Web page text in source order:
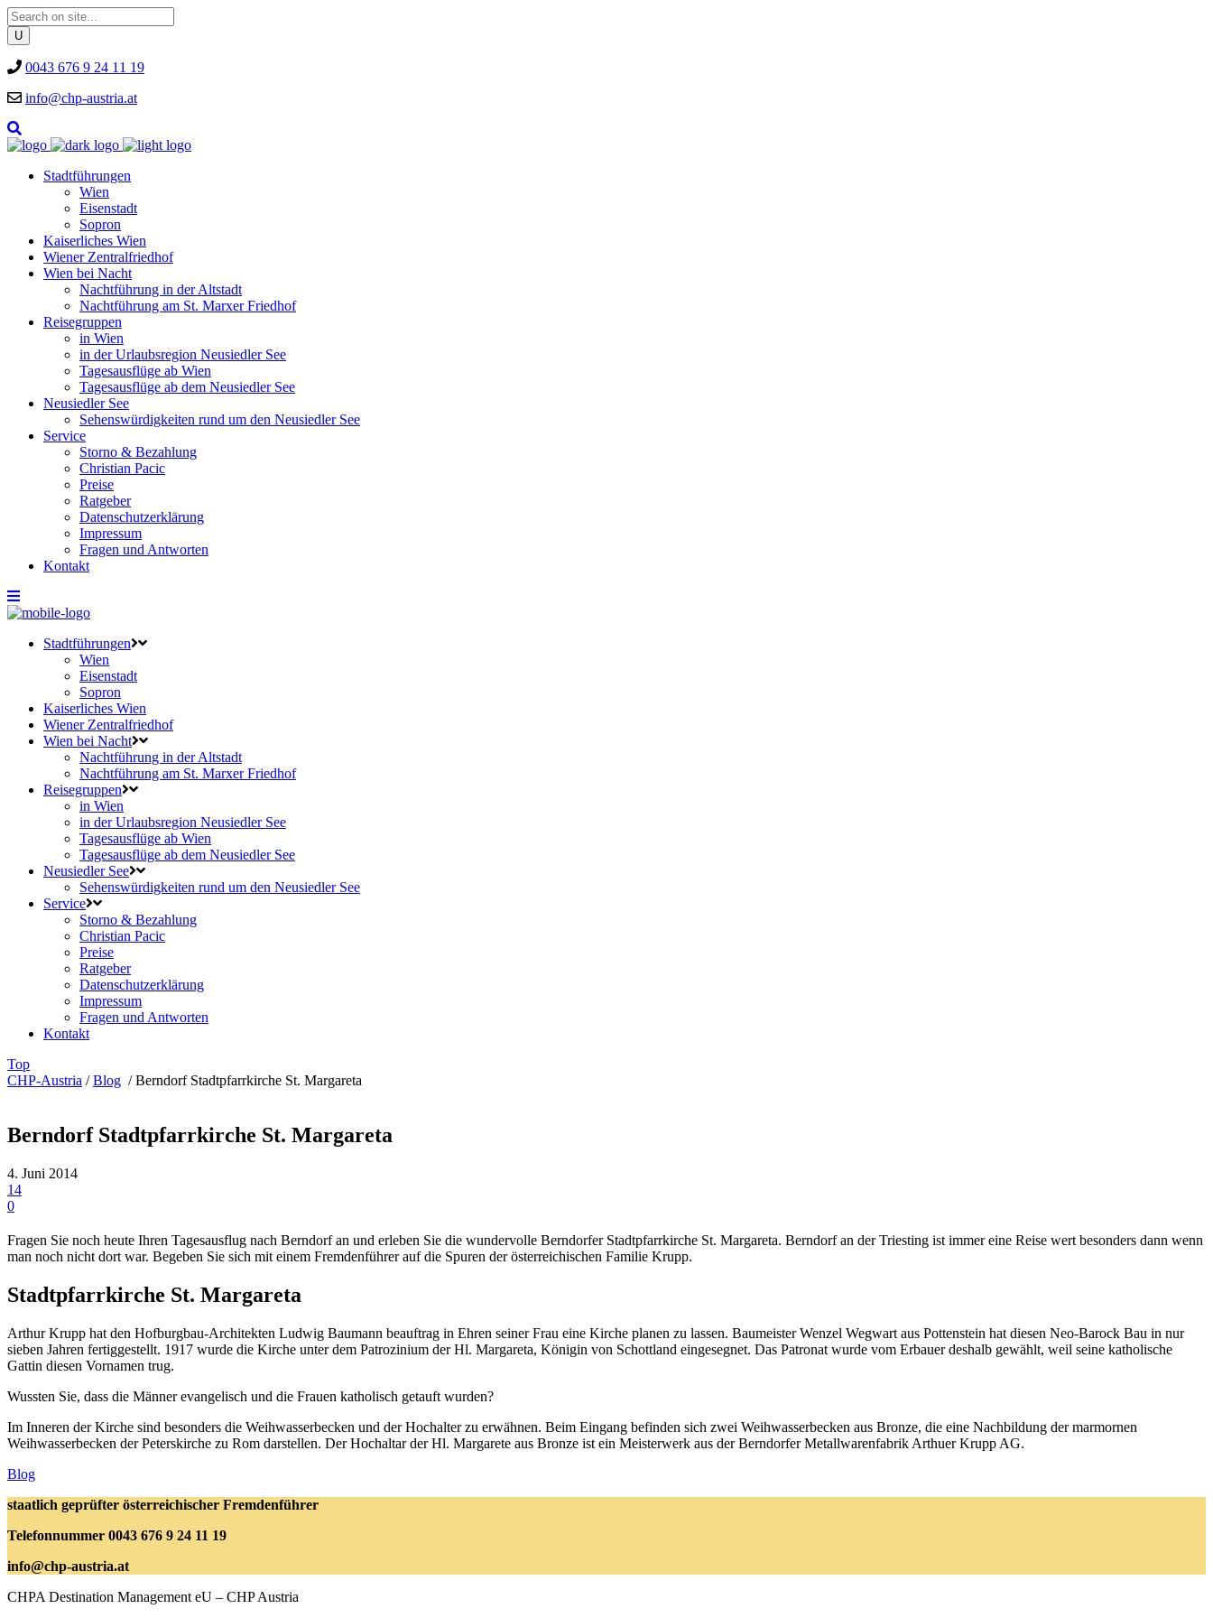
0043 676 9 24 11 19
info@chp-austria.at
Stadtführungen
Wien
Eisenstadt
Sopron
Kaiserliches Wien
Wiener Zentralfriedhof
Wien bei Nacht
Nachtführung in der Altstadt
Nachtführung am St. Marxer Friedhof
Reisegruppen
in Wien
in der Urlaubsregion Neusiedler See
Tagesausflüge ab Wien
Tagesausflüge ab dem Neusiedler See
Neusiedler See
Sehenswürdigkeiten rund um den Neusiedler See
Service
Storno & Bezahlung
Christian Pacic
Preise
Ratgeber
Datenschutzerklärung
Impressum
Fragen und Antworten
Kontakt
Stadtführungen
Wien
Eisenstadt
Sopron
Kaiserliches Wien
Wiener Zentralfriedhof
Wien bei Nacht
Nachtführung in der Altstadt
Nachtführung am St. Marxer Friedhof
Reisegruppen
in Wien
in der Urlaubsregion Neusiedler See
Tagesausflüge ab Wien
Tagesausflüge ab dem Neusiedler See
Neusiedler See
Sehenswürdigkeiten rund um den Neusiedler See
Service
Storno & Bezahlung
Christian Pacic
Preise
Ratgeber
Datenschutzerklärung
Impressum
Fragen und Antworten
Kontakt
Top
CHP-Austria /Blog /Berndorf Stadtpfarrkirche St. Margareta
Berndorf Stadtpfarrkirche St. Margareta
4. Juni 2014
14
0
Fragen Sie noch heute Ihren Tagesausflug nach Berndorf an und erleben Sie die wundervolle Berndorfer Stadtpfarrkirche St. Margareta. Berndorf an der Triesting ist immer eine Reise wert besonders dann wenn
man noch nicht dort war. Begeben Sie sich mit einem Fremdenführer auf die Spuren der österreichischen Familie Krupp.
Stadtpfarrkirche St. Margareta
Arthur Krupp hat den Hofburgbau-Architekten Ludwig Baumann beauftrag in Ehren seiner Frau eine Kirche planen zu lassen. Baumeister Wenzel Wegwart aus Pottenstein hat diesen Neo-Barock Bau in nur
sieben Jahren fertiggestellt. 1917 wurde die Kirche unter dem Patrozinium der Hl. Margareta, Königin von Schottland eingesegnet. Das Patronat wurde vom Erbauer deshalb gewählt, weil seine katholische
Gattin diesen Vornamen trug.
Wussten Sie, dass die Männer evangelisch und die Frauen katholisch getauft wurden?
Im Inneren der Kirche sind besonders die Weihwasserbecken und der Hochalter zu erwähnen. Beim Eingang befinden sich zwei Weihwasserbecken aus Bronze, die eine Nachbildung der marmornen
Weihwasserbecken der Peterskirche zu Rom darstellen. Der Hochaltar der Hl. Margarete aus Bronze ist ein Meisterwerk aus der Berndorfer Metallwarenfabrik Arthuer Krupp AG.
Blog
staatlich geprüfter österreichischer Fremdenführer
Telefonnummer 0043 676 9 24 11 19
info@chp-austria.at
CHPA Destination Management eU – CHP Austria